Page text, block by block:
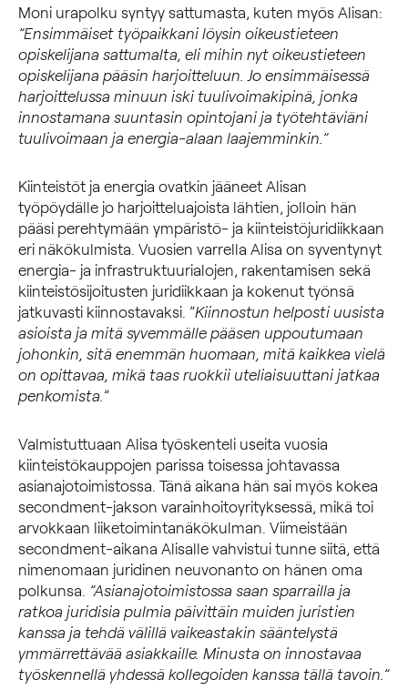
Moni urapolku syntyy sattumasta, kuten myös Alisan:
”Ensimmäiset työpaikkani löysin oikeustieteen
opiskelijana sattumalta, eli mihin nyt oikeustieteen
opiskelijana pääsin harjoitteluun. Jo ensimmäisessä
harjoittelussa minuun iski tuulivoimakipinä, jonka
innostamana suuntasin opintojani ja työtehtäviäni
tuulivoimaan ja energia-alaan laajemminkin.”
Kiinteistöt ja energia ovatkin jääneet Alisan
työpöydälle jo harjoitteluajoista lähtien, jolloin hän
pääsi perehtymään ympäristö- ja kiinteistöjuridiikkaan
eri näkökulmista. Vuosien varrella Alisa on syventynyt
energia- ja infrastruktuurialojen, rakentamisen sekä
kiinteistösijoitusten juridiikkaan ja kokenut työnsä
jatkuvasti kiinnostavaksi. ”Kiinnostun helposti uusista
asioista ja mitä syvemmälle pääsen uppoutumaan
johonkin, sitä enemmän huomaan, mitä kaikkea vielä
on opittavaa, mikä taas ruokkii uteliaisuuttani jatkaa
penkomista.”
Valmistuttuaan Alisa työskenteli useita vuosia
kiinteistökauppojen parissa toisessa johtavassa
asianajotoimistossa. Tänä aikana hän sai myös kokea
secondment-jakson varainhoitoyrityksessä, mikä toi
arvokkaan liiketoimintanäkökulman. Viimeistään
secondment-aikana Alisalle vahvistui tunne siitä, että
nimenomaan juridinen neuvonanto on hänen oma
polkunsa. ”Asianajotoimistossa saan sparrailla ja
ratkoa juridisia pulmia päivittäin muiden juristien
kanssa ja tehdä välillä vaikeastakin sääntelystä
ymmärrettävää asiakkaille. Minusta on innostavaa
työskennellä yhdessä kollegoiden kanssa tällä tavoin.”